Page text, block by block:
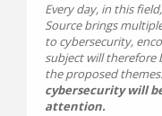
Every day, in this
Source brings
to cybersecurity,
subject will therefore
the proposed themes.
cybersecurity will
attention.